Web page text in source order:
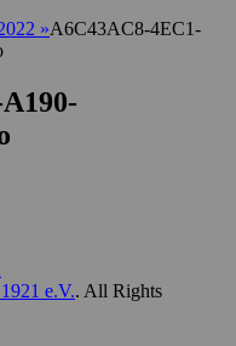
»A6C43AC8-4EC1-
e.V.. All Rights